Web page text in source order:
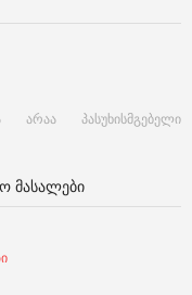
არაა პასუხისმგებელი
ᲛᲐᲡᲐᲚᲔᲑᲘ